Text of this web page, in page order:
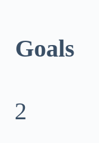
Goals
2